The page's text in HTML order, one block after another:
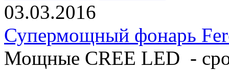
03.03.2016
Супермощный фонарь
Мощные CREE LED -